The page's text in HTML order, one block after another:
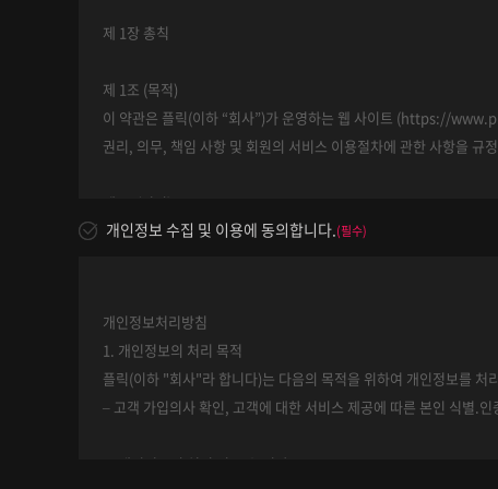
제 1장 총칙
제 1조 (목적)
이 약관은 플릭(이하 “회사”)가 운영하는 웹 사이트 (https://
권리, 의무, 책임 사항 및 회원의 서비스 이용절차에 관한 사항을 규
제2조(정의)
① “홈페이지”란 사업자가 재화 또는 용역을 이용자에게 제공하기
② “이용자”란 “홈페이지”에 접속하여 이 약관에 따라 “홈페이지”가
③ “회원”이라 함은 “홈페이지”에 개인정보를 제공하여 회원등록을
개인정보 수집 및 이용에 동의합니다.(필수)
개인정보처리방침
1. 개인정보의 처리 목적
플릭(이하 "회사"라 합니다)는 다음의 목적을 위하여 개인정보를
– 고객 가입의사 확인, 고객에 대한 서비스 제공에 따른 본인 식별.
2. 개인정보의 처리 및 보유 기간